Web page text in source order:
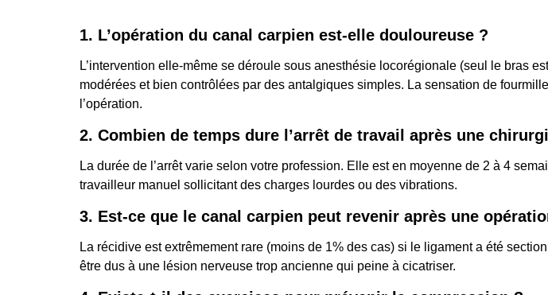
1. L’opération du canal carpien est-elle douloureuse ?
L’intervention elle-même se déroule sous anesthésie locorégionale (seul le bras
modérées et bien contrôlées par des antalgiques simples. La sensation de
l’opération.
2. Combien de temps dure l’arrêt de travail après une
La durée de l’arrêt varie selon votre profession. Elle est en moyenne de 2 à 4
travailleur manuel sollicitant des charges lourdes ou des vibrations.
3. Est-ce que le canal carpien peut revenir après une
La récidive est extrêmement rare (moins de 1% des cas) si le ligament a été
être dus à une lésion nerveuse trop ancienne qui peine à cicatriser.